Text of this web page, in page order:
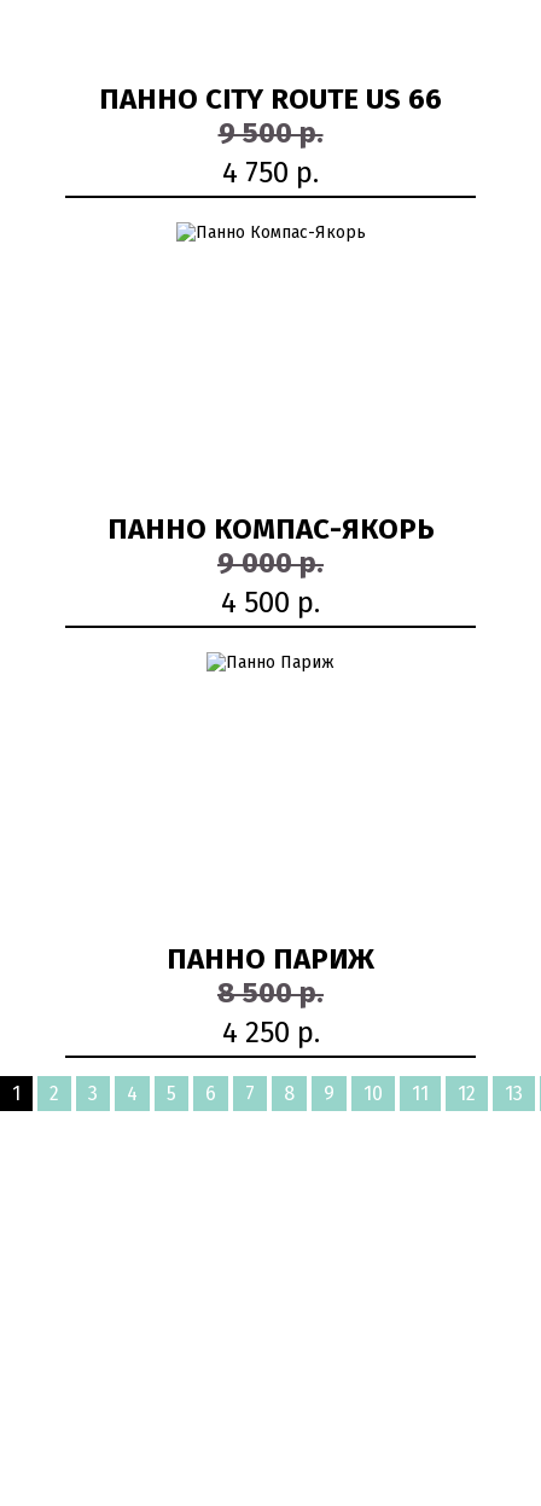
ПАННО CITY ROUTE US 66
9 500 р.
4 750 р.
ПАННО КОМПАС-ЯКОРЬ
9 000 р.
4 500 р.
ПАННО ПАРИЖ
8 500 р.
4 250 р.
1 2 3 4 5 6 7 8 9 10 11 12 13